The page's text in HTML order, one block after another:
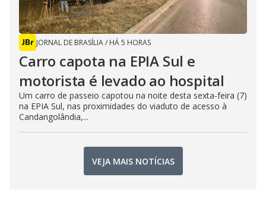
JORNAL DE BRASÍLIA/ HÁ 5 HORAS
Carro capota na EPIA Sul e
motorista é levado ao hospital
Um carro de passeio capotou na noite desta sexta-feira (7)
na EPIA Sul, nas proximidades do viaduto de acesso à
Candangolândia,...
VEJA MAIS NOTÍCIAS